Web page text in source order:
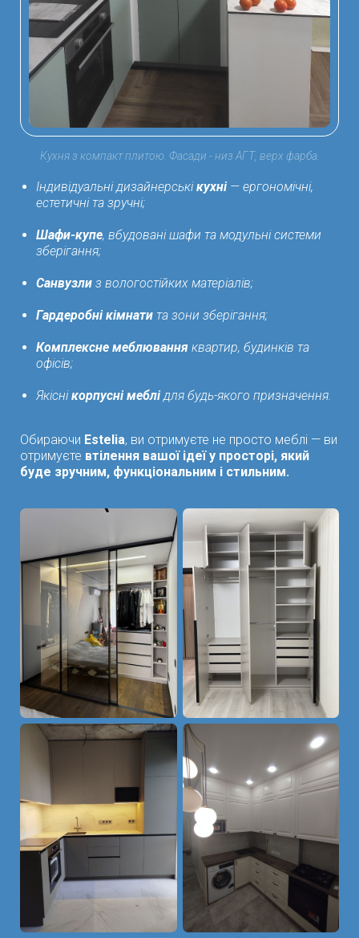
Кухня з компакт плитою. Фасади - низ АГТ, верх фарба.
Індивідуальні дизайнерськікухні — ергономічні,
естетичні та зручні;
Шафи-купе, вбудовані шафи та модульні системи
зберігання;
Санвузли з вологостійких матеріалів;
Гардеробні кімнати та зони зберігання;
Комплексне меблювання квартир, будинків та
офісів;
Якіснікорпусні меблідля будь-якого призначення.
Обираючи Estelia, ви отримуєте не просто меблі — ви
отримуєте втілення вашої ідеї у просторі, який
буде зручним, функціональним і стильним.